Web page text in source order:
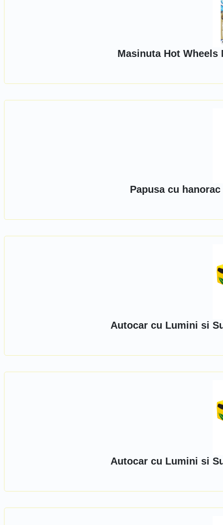
Masinuta Hot Wheels
Papusa cu
Autocar cu Lumini si
Autocar cu Lumini si